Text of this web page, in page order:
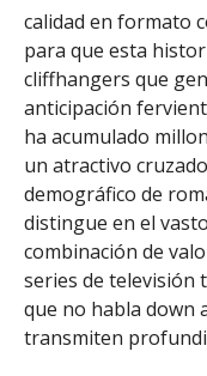
calidad en formato
para que esta
cliffhangers que
anticipación
ha acumulado
un atractivo
demográfico de
distingue en el
combinación de
series de televisión
que no habla down
transmiten